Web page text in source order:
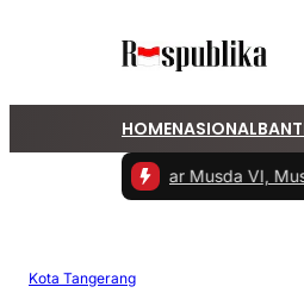
HOMENASIONAL
PKS Tangsel Gelar Musda VI,
Kota Tangerang